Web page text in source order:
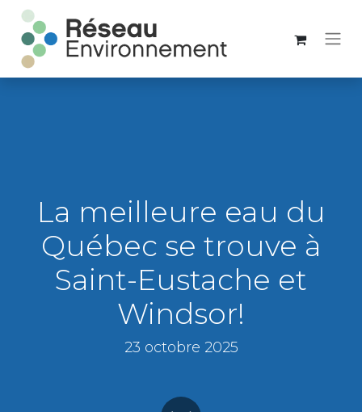
La meilleure eau du
Québec se trouve à
Saint-Eustache et
Windsor!
23 octobre 2025